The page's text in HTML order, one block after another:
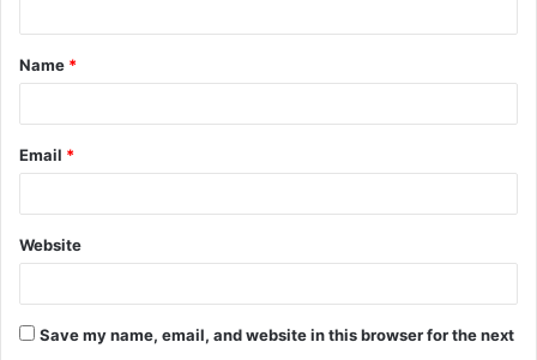
t
*
Name *
Email *
Website
Save my name, email, and website in this browser for the next